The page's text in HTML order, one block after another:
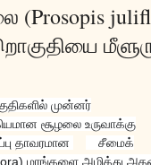
(Prosopis
முன்னர்
சூழலை உருவாக்கு
தாவரமான
சீமைக்
மரங்களை அழித்து